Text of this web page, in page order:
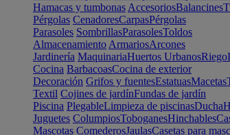
Hamacas y tumbonas AccesoriosBalancines
Pérgolas CenadoresCarpasPérgolas
Parasoles SombrillasParasolesToldos
Almacenamiento ArmariosArcones
Jardinería MaquinariaHuertos UrbanosRiego
Cocina BarbacoasCocina de exterior
Decoración Grifos y fuentesEstatuasMacetas
Textil Cojines de jardínFundas de jardín
Piscina PlegableLimpieza de piscinasDucha
Juguetes ColumpiosToboganesHinchables
Mascotas ComederosJaulasCasetas para